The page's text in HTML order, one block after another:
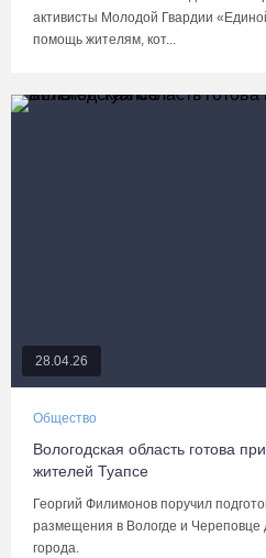
активисты Молодой Гвардии
помощь жителям, кот...
28.04.26
Общество
Вологодская область готова
жителей Туапсе
Георгий Филимонов поручил
размещения в Вологде и Череповце
города.